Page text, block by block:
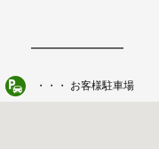
・・・ お客様駐車場